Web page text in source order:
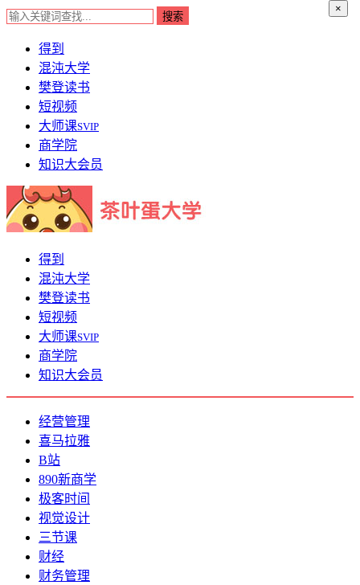
×
得到
混沌大学
樊登读书
短视频
大师课SVIP
商学院
知识大会员
得到
混沌大学
樊登读书
短视频
大师课SVIP
商学院
知识大会员
经营管理
喜马拉雅
B站
890新商学
极客时间
视觉设计
三节课
财经
财务管理